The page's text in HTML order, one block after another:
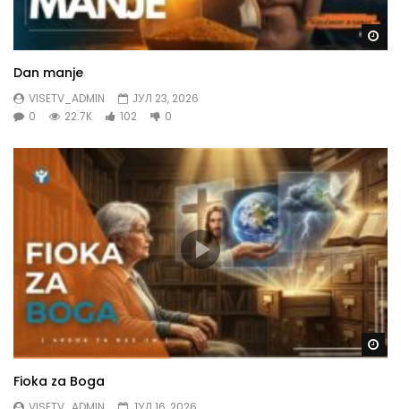
Dan manje
VISETV_ADMIN
ЈУЛ 23, 2026
0
22.7K 102 0
Fioka za Boga